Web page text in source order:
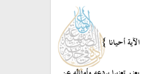
أحيانا }